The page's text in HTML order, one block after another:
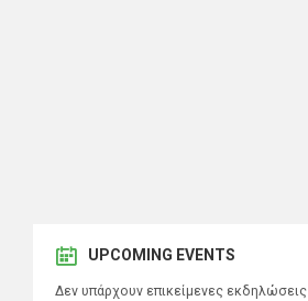
UPCOMING EVENTS
Δεν υπάρχουν επικείμενες εκδηλώσεις